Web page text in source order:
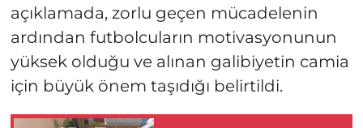
açıklamada, zorlu geçen mücadelenin
ardından futbolcuların motivasyonunun
yüksek olduğu ve alınan galibiyetin camia
için büyük önem taşıdığı belirtildi.